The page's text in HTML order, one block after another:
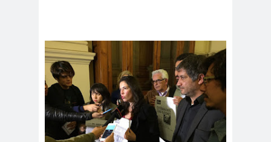
#CandidaturasConsejoNacional
#Colegiodeperiodistas
#Destacado #Importante
#Noticias #Elecciones
#Colegiodeperiodistas
#Eleccion
#Elecciones2